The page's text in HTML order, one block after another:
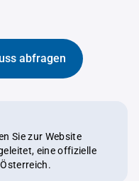
abfragen
Sie zur Website